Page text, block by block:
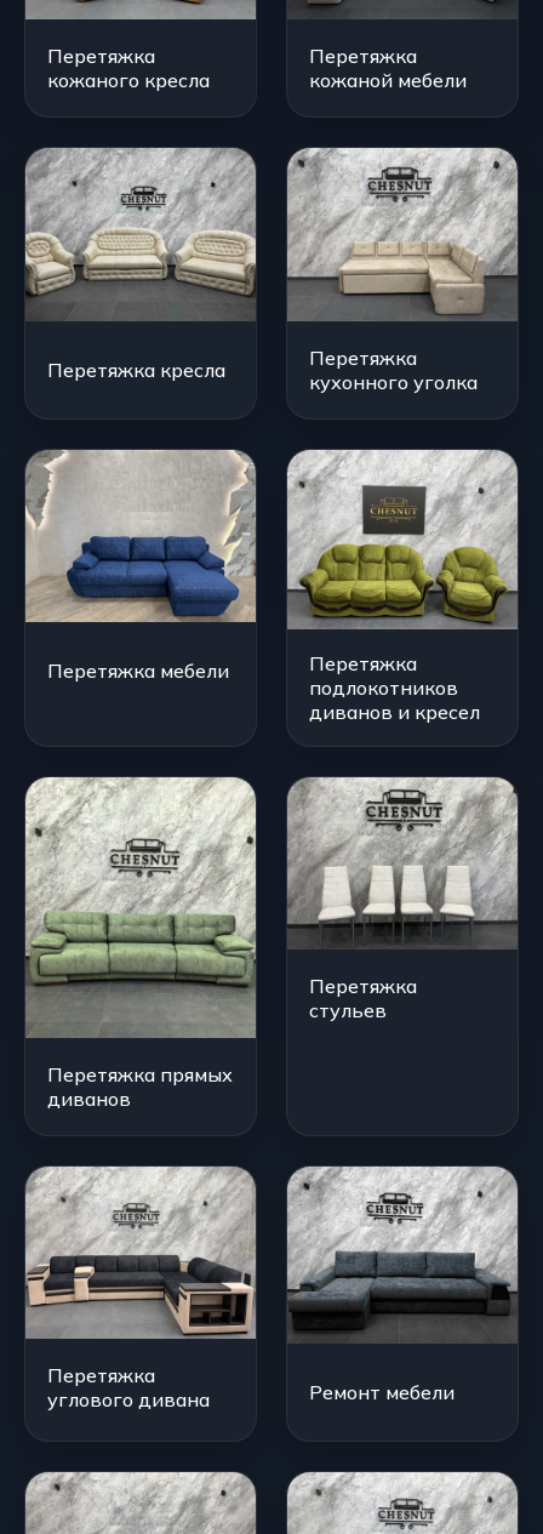
Перетяжка
кожаного кресла
Перетяжка
кожаной мебели
Перетяжка кресла
Перетяжка
кухонного уголка
Перетяжка мебели
Перетяжка
подлокотников
диванов и кресел
Перетяжка прямых
диванов
Перетяжка
стульев
Перетяжка
углового дивана
Ремонт мебели